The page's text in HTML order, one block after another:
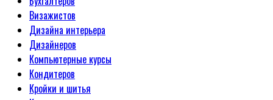
Визажистов
Дизайна интерьера
Дизайнеров
Компьютерные курсы
Кондитеров
Кройки и шитья